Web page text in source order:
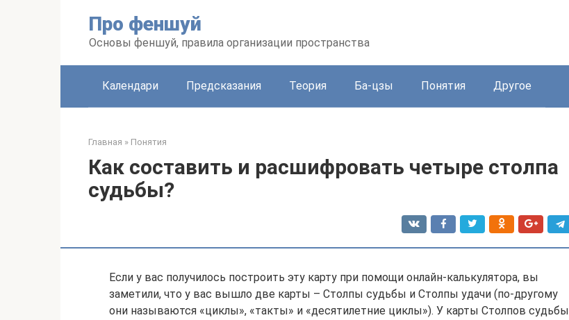
Про феншуй
Основы феншуй, правила организации пространства
Календари Предсказания Теория Ба-цзы Понятия Другое
Главная » Понятия
Как составить и расшифровать четыре столпа
судьбы?
Если у вас получилось построить эту карту при помощи онлайн-калькулятора, вы
заметили, что у вас вышло две карты – Столпы судьбы и Столпы удачи (по-другому
они называются «циклы», «такты» и «десятилетние циклы»). У карты Столпов судьбы